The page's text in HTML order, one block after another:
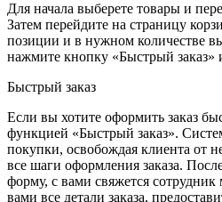
Для начала выберете товары и
Затем перейдите на страницу
позиции и в нужном количестве
нажмите кнопку «Быстрый заказ»
Быстрый заказ
Если вы хотите оформить заказ
функцией «Быстрый заказ».
покупки, освобождая клиента от
все шаги оформления заказа.
форму, с вами свяжется
вами все детали заказа,